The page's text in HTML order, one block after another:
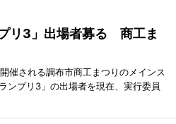
リ3」出場者募る 商工ま
催される調布市商工まつりのメインス
ンプリ3」の出場者を現在、実行委員